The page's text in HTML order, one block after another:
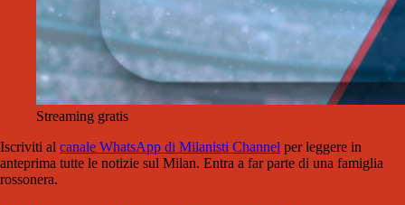
Streaming gratis
Iscriviti al canale WhatsApp di Milanisti Channel per leggere in
anteprima tutte le notizie sul Milan. Entra a far parte di una famiglia
rossonera.